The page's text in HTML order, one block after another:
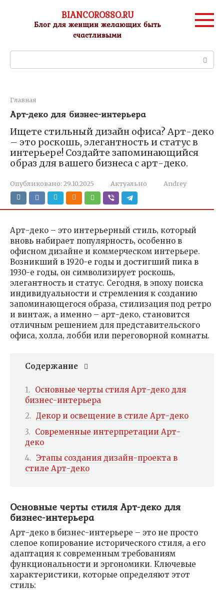
контенту
BIANCOROSSO.RU
Блог для женщин желающих быть
счастливыми
Главная
Арт-деко для бизнес-интерьера
Ищете стильный дизайн офиса? Арт-деко
– это роскошь, элегантность и статус в
интерьере! Создайте запоминающийся
образ для вашего бизнеса с арт-деко.
Опубликовано: 29.10.2025 Актуально Andrey
Арт-деко – это интерьерный стиль‚ который
вновь набирает популярность‚ особенно в
офисном дизайне и коммерческом интерьере.
Возникший в 1920-е годы и достигший пика в
1930-е годы‚ он символизирует роскошь‚
элегантность и статус. Сегодня‚ в эпоху поиска
индивидуальности и стремления к созданию
запоминающегося образа‚ стилизация под ретро
и винтаж‚ а именно – арт-деко‚ становится
отличным решением для представительского
офиса‚ холла‚ лобби или переговорной комнаты.
Содержание
Основные черты стиля Арт-деко для
бизнес-интерьера
Декор и освещение в стиле Арт-деко
Современные интерпретации Арт-
деко
Этапы создания дизайн-проекта в
стиле Арт-деко
Основные черты стиля Арт-деко для
бизнес-интерьера
Арт-деко в бизнес-интерьере – это не просто
слепое копирование исторического стиля‚ а его
адаптация к современным требованиям
функциональности и эргономики. Ключевые
характеристики‚ которые определяют этот
стиль: